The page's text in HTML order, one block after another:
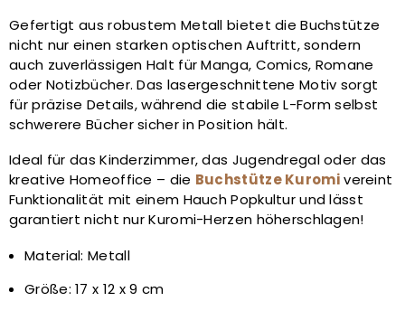
Gefertigt aus robustem Metall bietet die Buchstütze
nicht nur einen starken optischen Auftritt, sondern
auch zuverlässigen Halt für Manga, Comics, Romane
oder Notizbücher. Das lasergeschnittene Motiv sorgt
für präzise Details, während die stabile L-Form selbst
schwerere Bücher sicher in Position hält.
Ideal für das Kinderzimmer, das Jugendregal oder das
kreative Homeoffice – die Buchstütze Kuromivereint
Funktionalität mit einem Hauch Popkultur und lässt
garantiert nicht nur Kuromi-Herzen höherschlagen!
Material: Metall
Größe: 17 x 12 x 9 cm